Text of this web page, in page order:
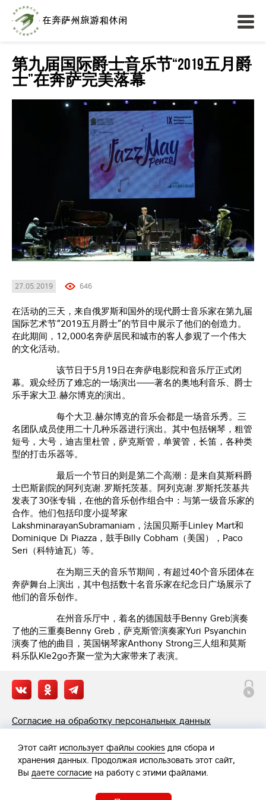
第九届国际爵士音乐节“2019五月爵
士”在奔萨完美落幕
27.05.2019 646
在活动的三天，来自俄罗斯和国外的现代爵士音乐家在第九届
国际艺术节“2019五月爵士”的节目中展示了他们的创造力。
在此期间，12,000名奔萨居民和城市的客人参观了一个伟大
的文化活动。
该节日于5月19日在奔萨电影院和音乐厅正式闭
幕。观众经历了难忘的一场演出——著名的奥地利音乐、爵士
乐手家大卫.赫尔博克的演出。
每个大卫.赫尔博克的音乐会都是一场音乐秀。三
名团队成员使用二十几种乐器进行演出。其中包括钢琴，粗管
短号，大号，迪吉里杜管，萨克斯管，单簧管，长笛，各种类
型的打击乐器等。
最后一个节日的则是第二个高潮：是来自莫斯科爵
士巴斯剧院的阿列克谢.罗斯托茨基。阿列克谢.罗斯托茨基共
发表了30张专辑，在他的音乐创作组合中：与第一级音乐家的
合作。他们包括印度小提琴家
LakshminarayanSubramaniam，法国贝斯手Linley Mart和
Dominique Di Piazza，鼓手Billy Cobham（美国），Paco
Seri（科特迪瓦）等。
在为期三天的音乐节期间，有超过40个音乐团体在
奔萨舞台上演出，其中包括数十名音乐家在纪念日广场展示了
他们的音乐创作。
在州音乐厅中，着名的德国鼓手Benny Greb演奏
了他的三重奏Benny Greb，萨克斯管演奏家Yuri Psyanchin
演奏了他的曲目，英国钢琴家Anthony Strong三人组和莫斯
科乐队Kle2go齐聚一堂为大家带来了表演。
Согласие на обработку персональных данных
Этот сайт использует файлы cookies для сбора и
хранения данных. Продолжая использовать этот сайт,
Вы даете согласие на работу с этими файлами.